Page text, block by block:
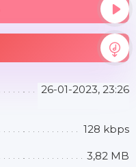
26-01-2023, 23:26
128 kbps
3,82 MB